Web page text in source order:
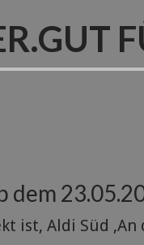
dem
ist, Aldi Süd